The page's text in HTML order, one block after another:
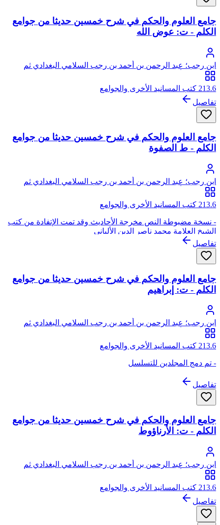
جامع العلوم والحكم في شرح خمسين حديثا من جوامع
الكلم - ت: عوض الله
ابن رجب؛ عبد الرحمن بن أحمد بن رجب السلامي البغدادي ثم
الدمشقي، أبو الفرج، زين الدين
213.6 كتب المسانيد الأخرى والجوامع
تفاصيل
جامع العلوم والحكم في شرح خمسين حديثا من جوامع
الكلم - ط الصفوة
ابن رجب؛ عبد الرحمن بن أحمد بن رجب السلامي البغدادي ثم
الدمشقي، أبو الفرج، زين الدين
213.6 كتب المسانيد الأخرى والجوامع
- نسخة مضبوطة النص مخرجة الأحاديث وقد تمت الإتفادة من كتب
الشيخ العلامة محمد ناصر الدين الألباني
تفاصيل
جامع العلوم والحكم في شرح خمسين حديثا من جوامع
الكلم - ت: إبراهيم
ابن رجب؛ عبد الرحمن بن أحمد بن رجب السلامي البغدادي ثم
الدمشقي، أبو الفرج، زين الدين
213.6 كتب المسانيد الأخرى والجوامع
- تم دمج المجلدين للتسلسل
تفاصيل
جامع العلوم والحكم في شرح خمسين حديثا من جوامع
الكلم - ت: الأرناؤوط
ابن رجب؛ عبد الرحمن بن أحمد بن رجب السلامي البغدادي ثم
الدمشقي، أبو الفرج، زين الدين
213.6 كتب المسانيد الأخرى والجوامع
تفاصيل